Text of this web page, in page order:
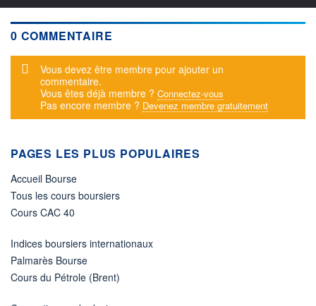
0 COMMENTAIRE
Message d'alerte
Vous devez être membre pour ajouter un
commentaire.
Vous êtes déjà membre ? Connectez-vous
Pas encore membre ? Devenez membre gratuitement
PAGES LES PLUS POPULAIRES
Accueil Bourse
Tous les cours boursiers
Cours CAC 40
Indices boursiers internationaux
Palmarès Bourse
Cours du Pétrole (Brent)